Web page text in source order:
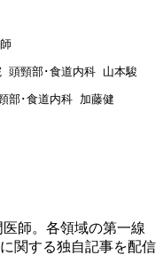
頸部･食道内科 山本駿
部･食道内科 加藤健
師。各領域の第一線
関する独自記事を配信